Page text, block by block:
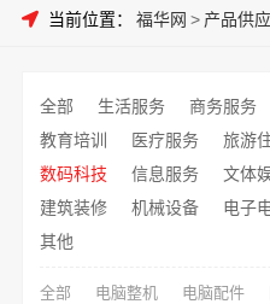
当前位置： 福华网 > 产品供应
全部 生活服务 商务服务
教育培训
医疗服务 旅游
数码科技
信息服务 文体
建筑装修
机械设备 电子
其他
全部 电脑整机 电脑配件